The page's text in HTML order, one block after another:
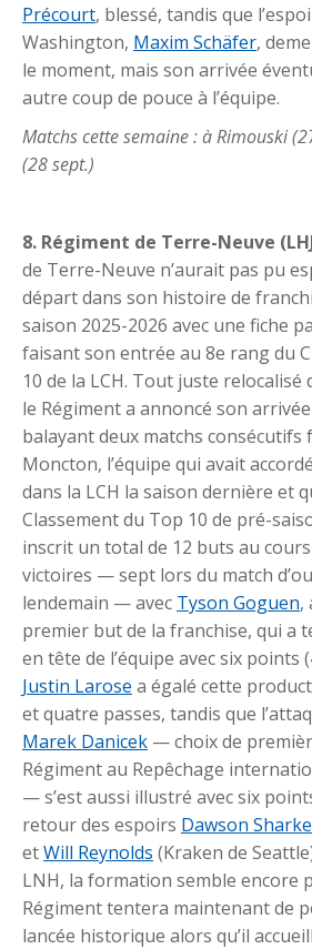
Précourt, blessé, tandis que
Washington, Maxim Schäfer,
le moment, mais son arrivée
autre coup de pouce à l’équipe.
Matchs cette semaine : à Rimouski
(28 sept.)
8. Régiment de Terre-Neuve
de Terre-Neuve n’aurait pas pu
départ dans son histoire de
saison 2025-2026 avec une fiche
faisant son entrée au 8e rang du
10 de la LCH. Tout juste relocalisé
le Régiment a annoncé son
balayant deux matchs consécutifs
Moncton, l’équipe qui avait
dans la LCH la saison dernière et
Classement du Top 10 de pré-
inscrit un total de 12 buts au
victoires — sept lors du match
lendemain — avec Tyson Goguen,
premier but de la franchise, qui a
en tête de l’équipe avec six points
Justin Larose a égalé cette
et quatre passes, tandis que
Marek Danicek — choix de
Régiment au Repêchage
— s’est aussi illustré avec six
retour des espoirs Dawson
etWill Reynolds (Kraken de
LNH, la formation semble encore
Régiment tentera maintenant de
lancée historique alors qu’il